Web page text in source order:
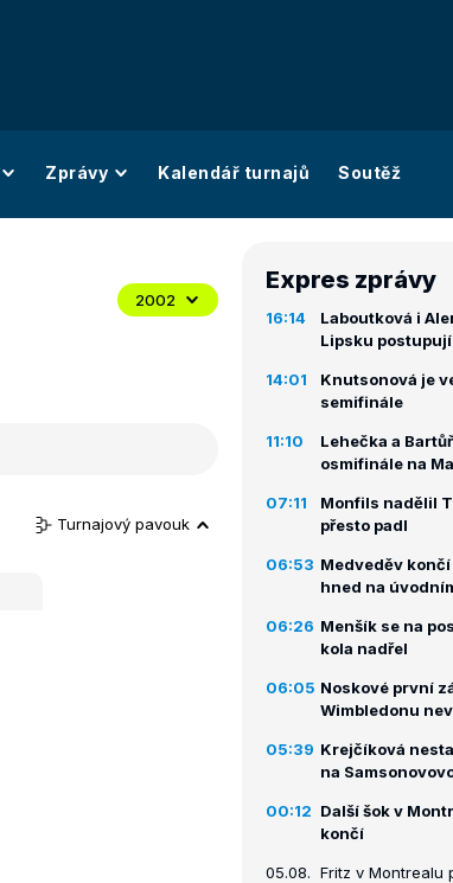
Zprávy Kalendář turnajů Soutěž
2002
Turnajový pavouk
Expres zprávy
16:14
Laboutková i
Lipsku postupují
14:01
Knutsonová je
semifinále
11:10
Lehečka a
osmifinále na
07:11
Monfils nadělil
přesto padl
06:53 Medveděv
hned na
06:26 Menšík se na
kola nadřel
06:05 Noskové první
Wimbledonu
05:39 Krejčíková
na
00:12 Další šok v
končí
05.08. Fritz v Montrealu